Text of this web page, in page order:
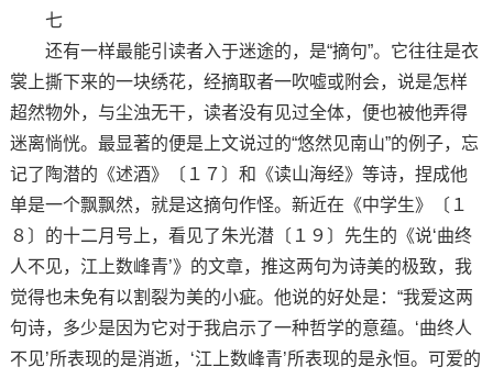
七
还有一样最能引读者入于迷途的，是“摘句”。它往往是衣
裳上撕下来的一块绣花，经摘取者一吹嘘或附会，说是怎样
超然物外，与尘浊无干，读者没有见过全体，便也被他弄得
迷离惝恍。最显著的便是上文说过的“悠然见南山”的例子，忘
记了陶潜的《述酒》〔１７〕和《读山海经》等诗，捏成他
单是一个飘飘然，就是这摘句作怪。新近在《中学生》〔１
８〕的十二月号上，看见了朱光潜〔１９〕先生的《说‘曲终
人不见，江上数峰青’》的文章，推这两句为诗美的极致，我
觉得也未免有以割裂为美的小疵。他说的好处是：“我爱这两
句诗，多少是因为它对于我启示了一种哲学的意蕴。‘曲终人
不见’所表现的是消逝，‘江上数峰青’所表现的是永恒。可爱的